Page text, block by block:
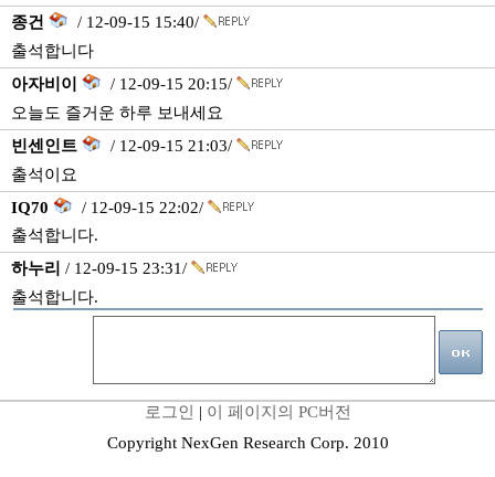
종건
/ 12-09-15 15:40/
출석합니다
아자비이
/ 12-09-15 20:15/
오늘도 즐거운 하루 보내세요
빈센인트
/ 12-09-15 21:03/
출석이요
IQ70
/ 12-09-15 22:02/
출석합니다.
하누리 / 12-09-15 23:31/
출석합니다.
로그인 | 이 페이지의 PC버전
Copyright NexGen Research Corp. 2010